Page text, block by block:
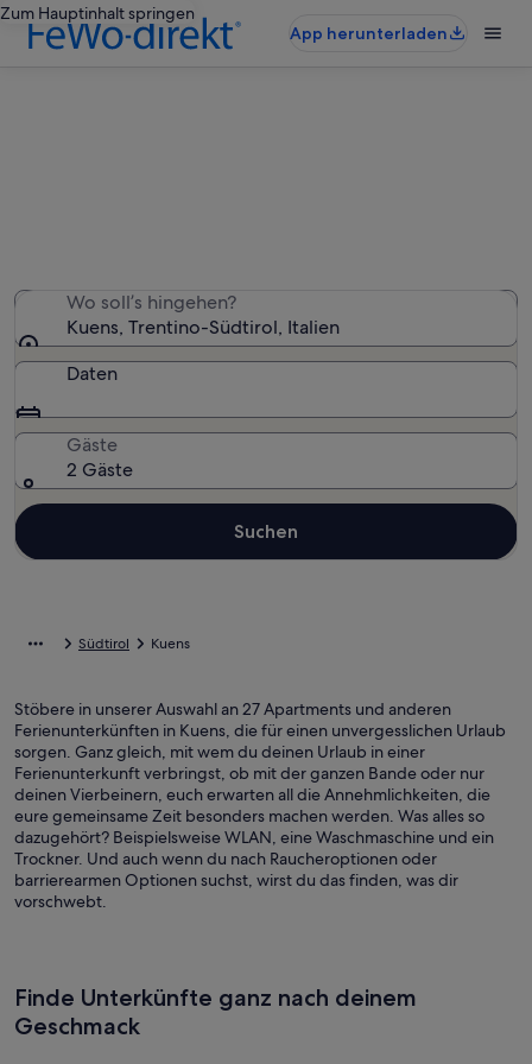
Zum Hauptinhalt springen
App herunterladen
Wo soll’s hingehen?
Kuens, Trentino-Südtirol, Italien
Daten
Gäste
2 Gäste
Suchen
Südtirol Kuens
Stöbere in unserer Auswahl an 27 Apartments und anderen
Ferienunterkünften in Kuens, die für einen unvergesslichen Urlaub
sorgen. Ganz gleich, mit wem du deinen Urlaub in einer
Ferienunterkunft verbringst, ob mit der ganzen Bande oder nur
deinen Vierbeinern, euch erwarten all die Annehmlichkeiten, die
eure gemeinsame Zeit besonders machen werden. Was alles so
dazugehört? Beispielsweise WLAN, eine Waschmaschine und ein
Trockner. Und auch wenn du nach Raucheroptionen oder
barrierearmen Optionen suchst, wirst du das finden, was dir
vorschwebt.
Finde Unterkünfte ganz nach deinem
Geschmack